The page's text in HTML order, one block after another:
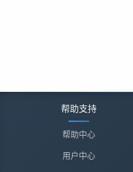
帮助支持
帮助中心
用户中心